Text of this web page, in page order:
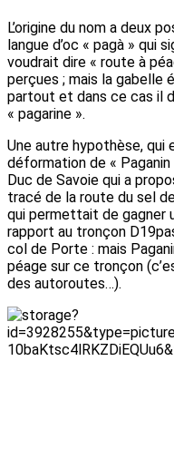
L’origine du nom a deux
langue d’oc « pagà » qui
voudrait dire « route à
perçues ; mais la gabelle
partout et dans ce cas il
« pagarine ».
Une autre hypothèse, qui
déformation de « Paganin
Duc de Savoie qui a
tracé de la route du sel
qui permettait de gagner
rapport au tronçon
col de Porte : mais
péage sur ce tronçon
des autoroutes…).